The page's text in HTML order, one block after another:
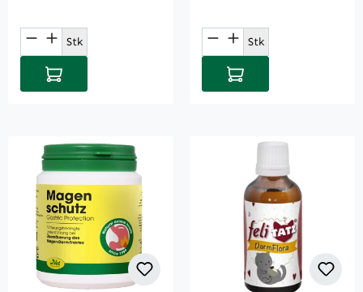
Produkt Anzahl: Gib den gewünschten
Stk
In den Warenkorb
Produkt Anzahl:
Stk
In den Warenkorb